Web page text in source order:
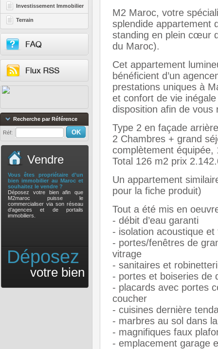
Investissement Immobilier
Terrain
Recherche par Référence
Réf:
Vendre
Vous êtes propriétaire d’un
bien immobilier au Maroc et
souhaitez le vendre ?
Déposez votre bien afin que
M2maroc puisse le
commercialiser via son réseau
d’agences et de portails
immobiliers.
Déposez
votre bien
M2 Maroc, votre
splendide appartement
standing en plein cœur
du Maroc).
Cet appartement
bénéficient d’un
prestations uniques à
et confort de vie
disposition afin de
Type 2 en façade
2 Chambres + grand
complètement
Total 126 m2 prix
Un appartement
pour la fiche produit)
Tout a été mis en
- débit d’eau garanti
- isolation acoustique
- portes/fenêtres de
vitrage
- sanitaires et
- portes et boiseries de
- placards avec portes
coucher
- cuisines dernière
- marbres au sol dans
- magnifiques faux
- emplacement garage